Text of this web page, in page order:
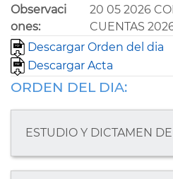
Observaci
ones:
20 05 2026
CUENTAS
Descargar Orden del dia
Descargar Acta
ORDEN DEL DIA:
ESTUDIO Y DICTAMEN